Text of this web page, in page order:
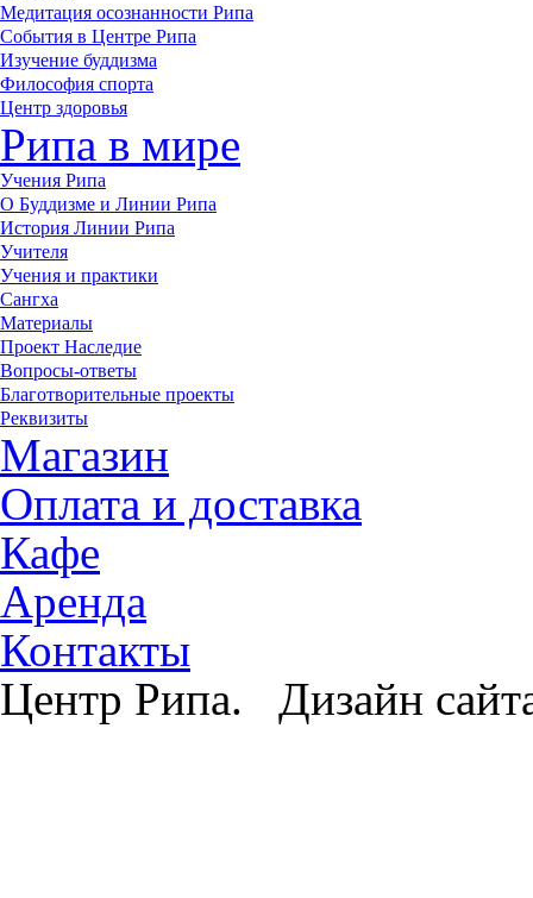
Медитация осознанности Рипа
События в Центре Рипа
Изучение буддизма
Философия спорта
Центр здоровья
Рипа в мире
Учения Рипа
О Буддизме и Линии Рипа
История Линии Рипа
Учителя
Учения и практики
Сангха
Материалы
Проект Наследие
Вопросы-ответы
Благотворительные проекты
Реквизиты
Магазин
Оплата и доставка
Кафе
Аренда
Контакты
Центр Рипа. Дизайн